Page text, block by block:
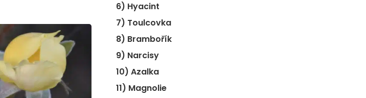
6) Hyacint
7) Toulcovka
8) Brambořík
9) Narcisy
10) Azalka
11) Magnolie